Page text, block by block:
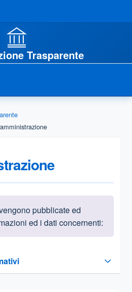
Trasparente
pubblicate ed
ed i dati concernenti: